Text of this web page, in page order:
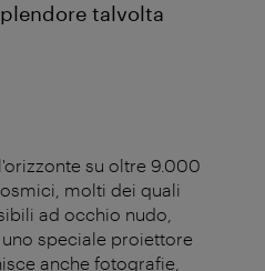
talvolta
su oltre 9.000
molti dei quali
ad occhio nudo,
speciale proiettore
anche fotografie,